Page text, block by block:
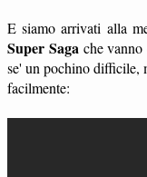
E siamo arrivati alla
Super Saga che vanno
se' un pochino difficile,
facilmente: